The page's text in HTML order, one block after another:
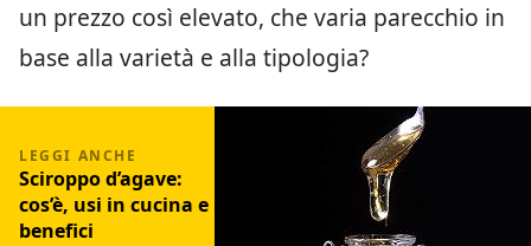
un prezzo così elevato, che varia parecchio in
base alla varietà e alla tipologia?
Sciroppo d’agave:
cos’è, usi in cucina e
benefici